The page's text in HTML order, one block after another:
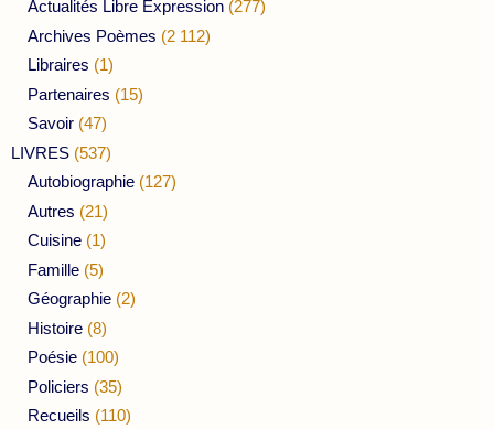
Actualités Libre Expression (277)
Archives Poèmes (2 112)
Libraires (1)
Partenaires (15)
Savoir (47)
LIVRES (537)
Autobiographie (127)
Autres (21)
Cuisine (1)
Famille (5)
Géographie (2)
Histoire (8)
Poésie (100)
Policiers (35)
Recueils (110)